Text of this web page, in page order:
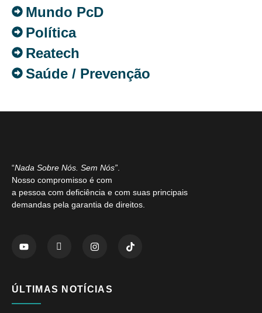
Mundo PcD
Política
Reatech
Saúde / Prevenção
“Nada Sobre Nós. Sem Nós”
Nosso compromisso é com
a pessoa com deficiência e com suas principais
demandas pela garantia de direitos.
ÚLTIMAS NOTÍCIAS